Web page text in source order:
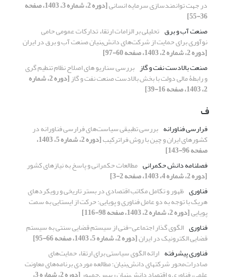
در جهت توانمندسازی سرمایه انسانی [دوره 2، شماره 3، 1403، صفحه
36-55]
صنعت آب و برق تحلیلی بر الزامات ارتقاء تدارکات عمومی حامی
نوآوری برای حمایت‌ از شرکت‌های دانش‌بنیان صنعت آب و برق در ایران
[دوره 2، شماره 2، 1403، صفحه 60-97]
صنعت بالادست نفت و گاز بررسی سناریو های اصلاح نظام تنطیم گری
و رابطۀ مالی دولت با بخش بالادست صنعت نفت و گاز [دوره 2، شماره
2، 1403، صفحه 16-39]
ف
فرارسی فناورانه بررسی تطبیقی سیاست‌های فرارسی فناورانه در
کشورهای ایران و چین با روش فراترکیب [دوره 2، شماره 5، 1403،
صفحه 96-143]
فصلنامه دانش حکمرانی مطالعات حکمرانی و پاسخ به نیازهای کشور
[دوره 2، شماره 4، 1403، صفحه 2-3]
فناوری ظهور و تکامل مکاتب اقتصادی در بستر تاریخی و رویکردهای
هریک با توجه به دو عامل فناوری و پویایی؛ حرکت از ایستایی به سمت
پویایی[دوره 2، شماره 2، 1403، صفحه 98-116]
فناوری الگوی گذار اجتماعی-فنی از سیستم قضایی سنتی به سیستم
قضایی الکترونیک در ایران[دوره 2، شماره 5، 1403، صفحه 66-95]
فناوری پیشرفته ارائه الگوی سیاستی برای ارتقاء حمایت‌های
صادرات‌محور شرکتهای دانش‌بنیان؛ مطالعه موردی برنامه‌های معاونت